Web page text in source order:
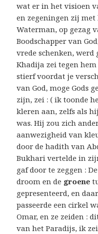
wat er in het visioen
en zegeningen zij met
Waterman, op gezag
Boodschapper van
vrede schenken,
Khadija zei tegen
stierf voordat je
van God, moge Gods
zijn, zei : ( ik toonde
kleren aan, zelfs als
was. Hij zou zich
aanwezigheid van
door de hadith van
Bukhari vertelde in
gaf door te zeggen :
droom en de groene
gepresenteerd, en
passeerde een cirkel
Omar, en ze zeiden :
van het Paradijs, ik